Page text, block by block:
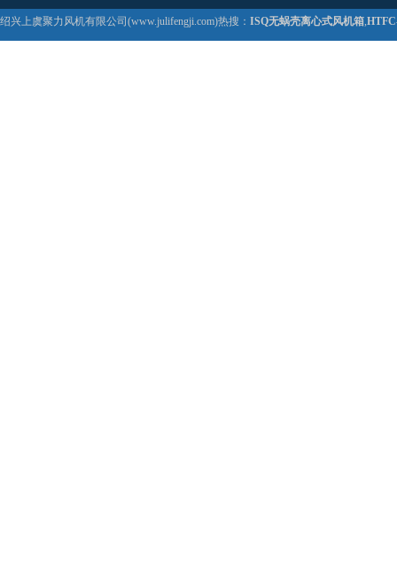
绍兴上虞聚力风机有限公司(www.julifengji.com)热搜： ISQ无蜗壳离心式风机箱,